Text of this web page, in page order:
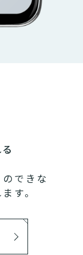
できな
す。